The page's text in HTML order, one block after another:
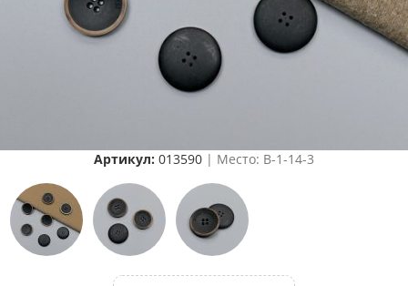
Артикул: 013590 | Место: B-1-14-3